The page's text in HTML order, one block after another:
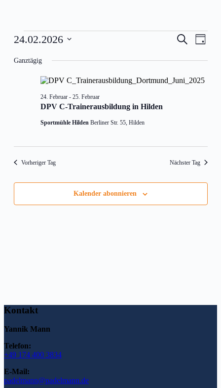
Veranstaltungen
for
24.
und
Suche
Tag
24.02.2026
wählen.
Ganztägig
DPV C-Trainerausbildung in Hilden
24. Februar- 25. Februar
Sportmühle Hilden Berliner Str. 55, Hilden
Vorheriger Tag Nächster Tag
Kalender abonnieren
Kontakt
Yannik Mann
Telefon:
+49 174 400 3834
E-Mail:
padelmann@padelmann.de